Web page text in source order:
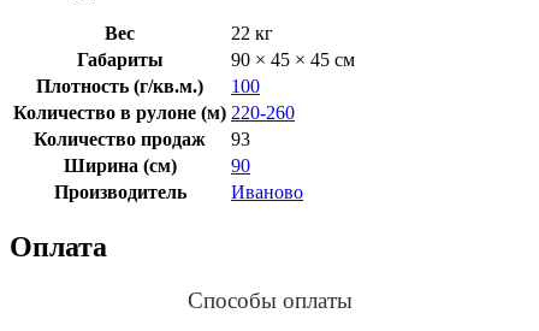
Вес
22 кг
Габариты
90 × 45 × 45 см
Плотность (г/кв.м.)
100
Количество в рулоне (м) 220-260
Количество продаж
93
Ширина (см)
90
Производитель
Иваново
Оплата
Способы оплаты